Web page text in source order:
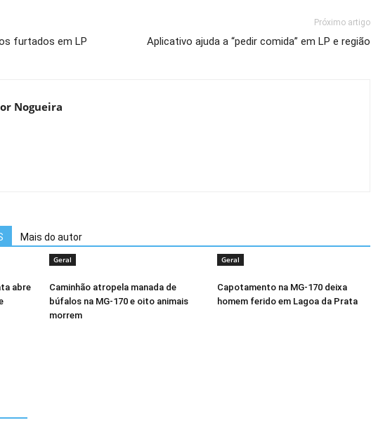
furtados em LP
Próximo artigo
Aplicativo ajuda a “pedir comida” em LP e região
Nogueira
Mais do autor
abre
Geral
Caminhão atropela manada de
búfalos na MG-170 e oito animais
morrem
Geral
Capotamento na MG-170 deixa
homem ferido em Lagoa da Prata